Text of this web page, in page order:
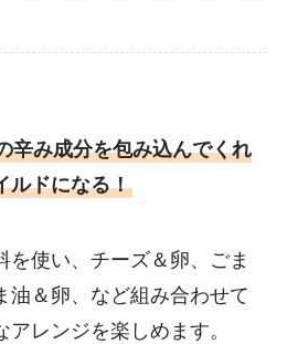
辛み成分を包み込んでくれ
ルドになる！
を使い、チーズ＆卵、ごま
油＆卵、など組み合わせて
レンジを楽しめます。